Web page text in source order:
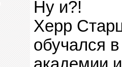
Ну и?!
Херр
обучался